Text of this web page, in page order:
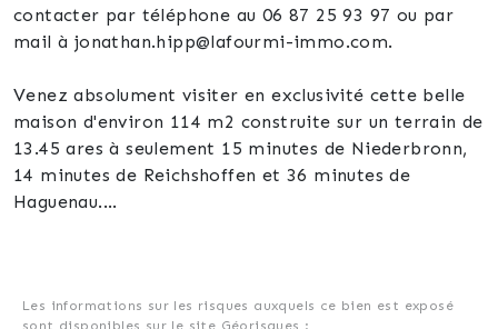
contacter par téléphone au 06 87 25 93 97 ou par
mail à jonathan.hipp@lafourmi-immo.com.
Venez absolument visiter en exclusivité cette belle
maison d'environ 114 m2 construite sur un terrain de
13.45 ares à seulement 15 minutes de Niederbronn,
14 minutes de Reichshoffen et 36 minutes de
Haguenau.
au rdc: une entrée d'environ 5.90 m2, un grand salon
Les informations sur les risques auxquels ce bien est exposé
sont disponibles sur le site Géorisques :